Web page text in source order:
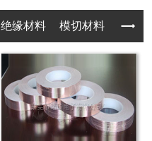
绝缘材料 模切材料